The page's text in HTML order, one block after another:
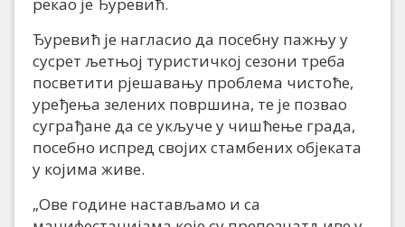
Ђуревић је нагласио да посебну пажњу у
сусрет љетњој туристичкој сезони треба
посветити рјешавању проблема чистоће,
уређења зелених површина, те је позвао
суграђане да се укључе у чишћење града,
посебно испред својих стамбених објеката
у којима живе.
„Ове године настављамо и са